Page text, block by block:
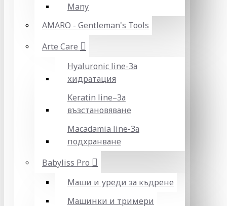
Many
AMARO - Gentleman's Tools
Arte Care
Hyaluronic line-За
хидратация
Keratin line–За
възстановяване
Macadamia line-За
подхранване
Babyliss Pro
Маши и уреди за къдрене
Машинки и тримери